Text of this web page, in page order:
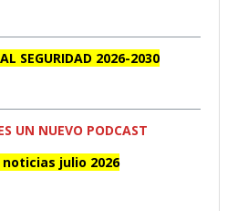
SEGURIDAD 2026-2030
UN NUEVO PODCAST
julio 2026